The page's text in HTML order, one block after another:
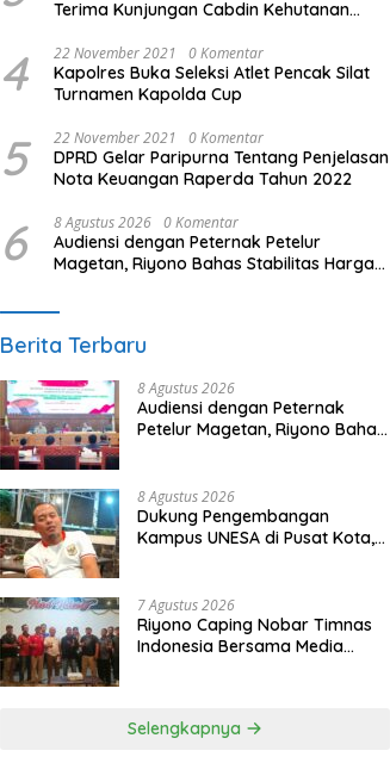
Terima Kunjungan Cabdin Kehutanan
4 22 November 2021 0 Komentar
Kapolres Buka Seleksi Atlet Pencak Silat
Turnamen Kapolda Cup
5 22 November 2021 0 Komentar
DPRD Gelar Paripurna Tentang Penjelasan
Nota Keuangan Raperda Tahun 2022
6 8 Agustus 2026 0 Komentar
Audiensi dengan Peternak Petelur
Magetan, Riyono Bahas Stabilitas Harga
Berita Terbaru
8 Agustus 2026
Audiensi dengan Peternak
Petelur Magetan, Riyono Bahas
8 Agustus 2026
Dukung Pengembangan
Kampus UNESA di Pusat Kota,
Magetan
7 Agustus 2026
Riyono Caping Nobar Timnas
Indonesia Bersama Media
Selengkapnya